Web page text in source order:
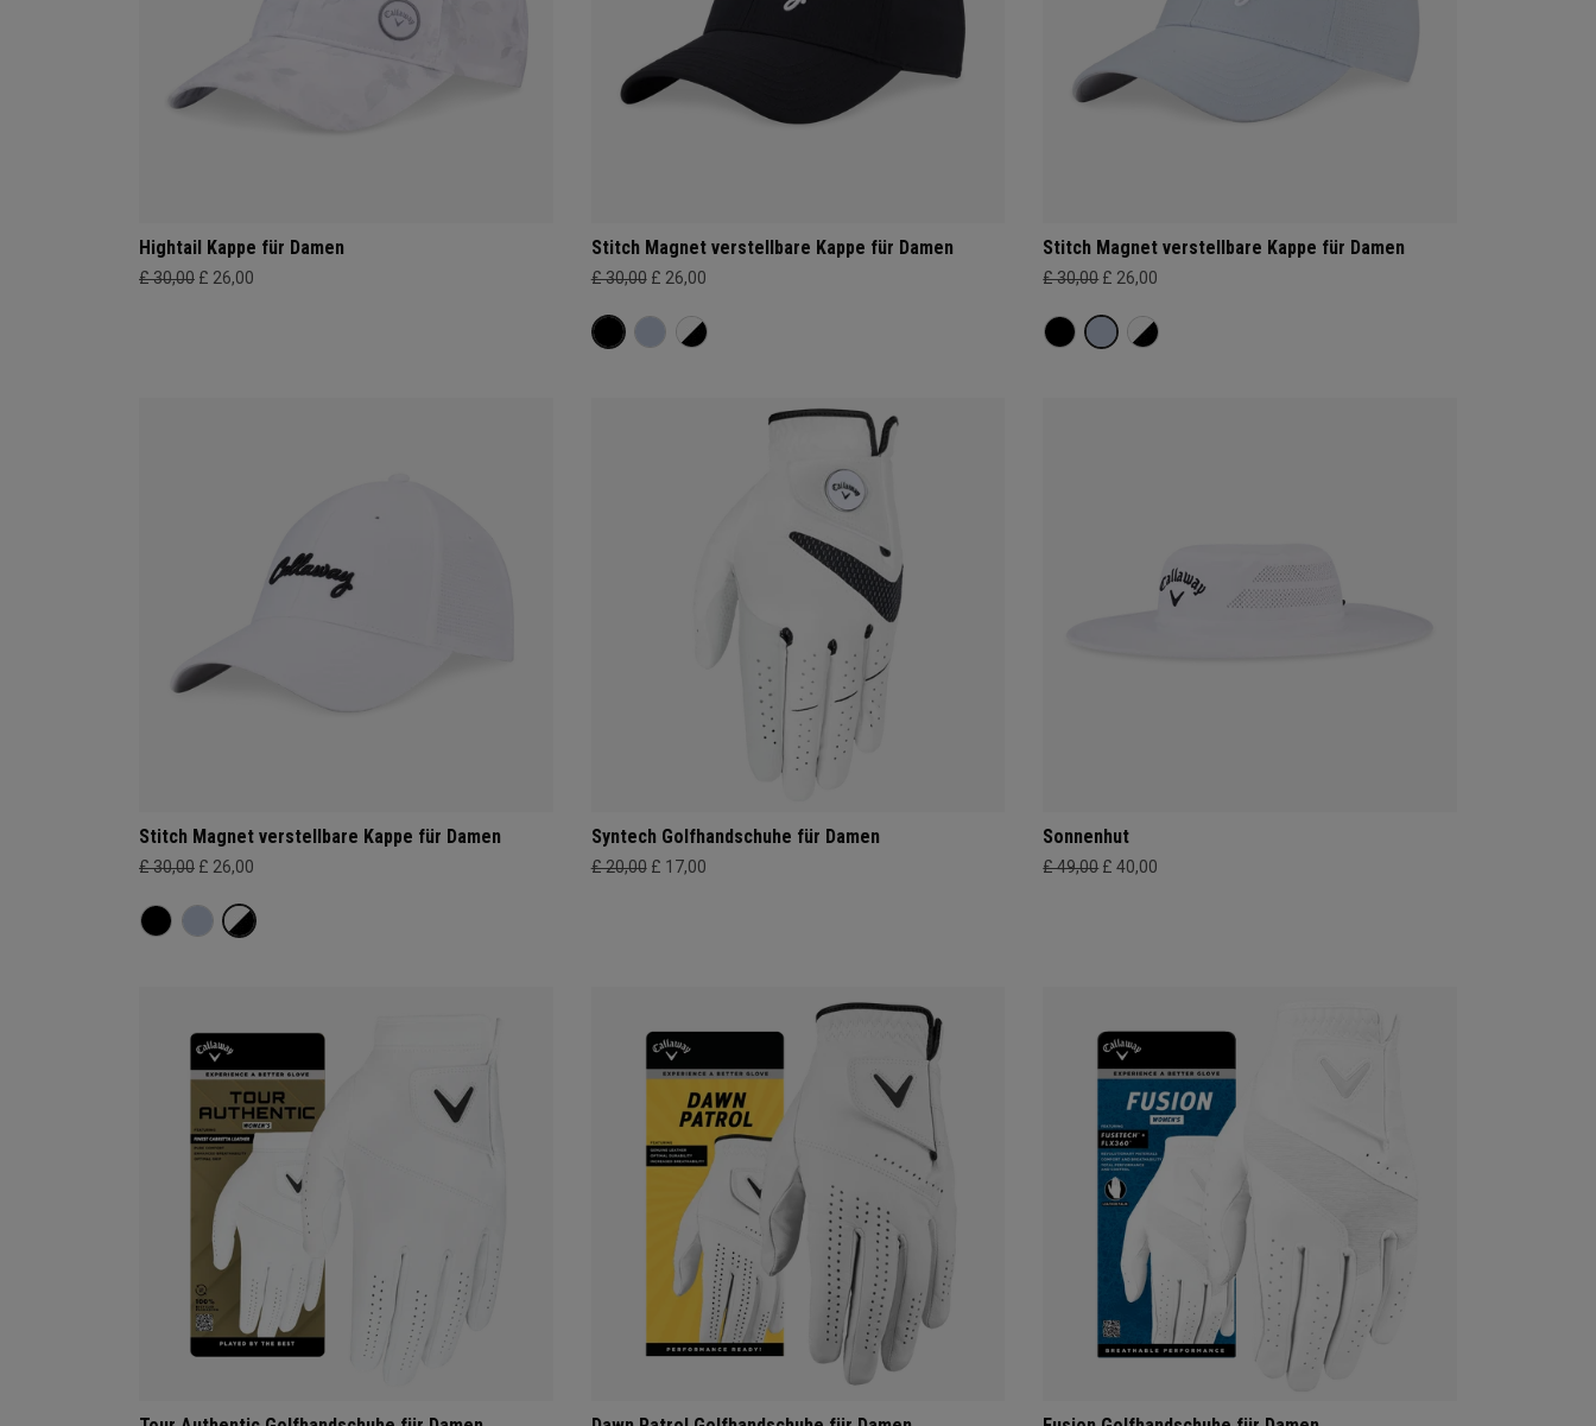
Hightail Kappe für Damen
£ 30,00 £ 26,00
Stitch Magnet verstellbare Kappe für Damen
£ 30,00 £ 26,00
Stitch Magnet verstellbare Kappe für Damen
£ 30,00 £ 26,00
Stitch Magnet verstellbare Kappe für Damen
£ 30,00 £ 26,00
Syntech Golfhandschuhe für Damen
£ 20,00 £ 17,00
Sonnenhut
£ 49,00 £ 40,00